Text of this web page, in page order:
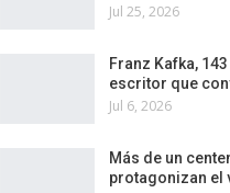
Jul 25, 2026
Franz Kafka,
escritor que
Jul 6, 2026
Más de un
protagonizan el